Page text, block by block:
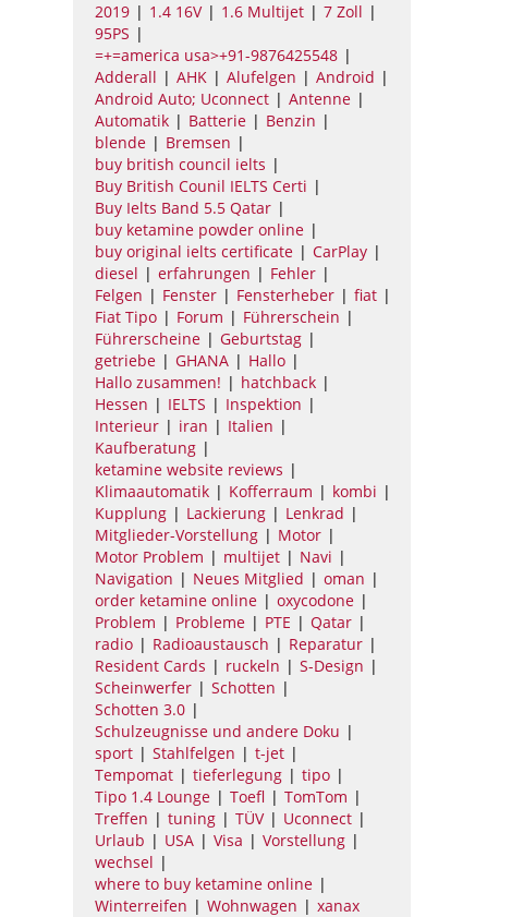
2019 1.4 16V 1.6 Multijet
7 Zoll
95PS
=+=america usa>+91-9876425548
Adderall
AHK Alufelgen
Android
Android Auto; Uconnect
Antenne
Automatik
Batterie
Benzin
blende
Bremsen
buy british council ielts
Buy British Counil IELTS Certi
Buy Ielts Band 5.5 Qatar
buy ketamine powder online
buy original ielts certificate
CarPlay
diesel
erfahrungen
Fehler
Felgen
Fenster Fensterheber
fiat
Fiat Tipo
Forum
Führerschein
Führerscheine
Geburtstag
getriebe
GHANA
Hallo
Hallo zusammen!
hatchback
Hessen
IELTS
Inspektion
Interieur
iran
Italien
Kaufberatung
ketamine website reviews
Klimaautomatik
Kofferraum
kombi
Kupplung
Lackierung
Lenkrad
Mitglieder-Vorstellung
Motor
Motor Problem
multijet
Navi
Navigation
Neues Mitglied
oman
order ketamine online
oxycodone
Problem
Probleme PTE
Qatar
radio
Radioaustausch
Reparatur
Resident Cards
ruckeln
S-Design
Scheinwerfer
Schotten
Schotten 3.0
Schulzeugnisse und andere Doku
sport
Stahlfelgen
t-jet
Tempomat
tieferlegung
tipo
Tipo 1.4 Lounge
Toefl
TomTom
Treffen
tuning TÜV
Uconnect
Urlaub
USA Visa
Vorstellung
wechsel
where to buy ketamine online
Winterreifen
Wohnwagen xanax